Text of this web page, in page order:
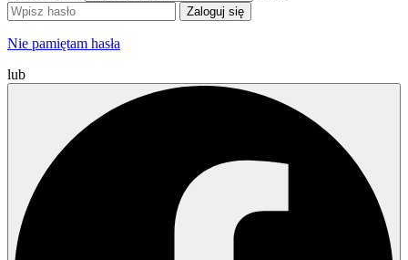
Zaloguj się
Nie pamiętam hasła
lub